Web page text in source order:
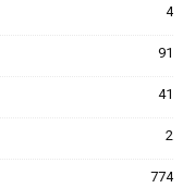
4
91
41
2
774